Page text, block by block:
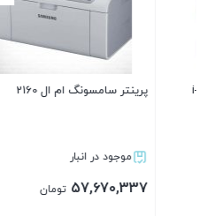
پرینتر سامسونگ ام ال 2160
موجود در انبار
57,670,337 تومان